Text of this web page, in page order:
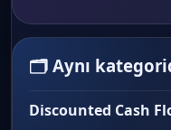
🗂 Aynı
Discounted Cash